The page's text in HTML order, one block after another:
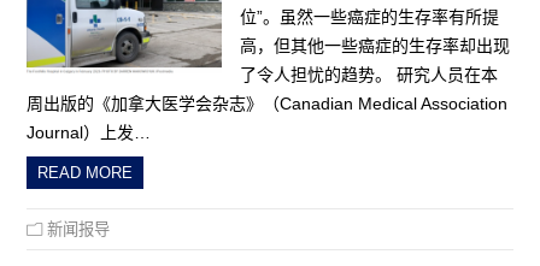
位”。虽然一些癌症的生存率有所提
高，但其他一些癌症的生存率却出现
了令人担忧的趋势。 研究人员在本
周出版的《加拿大医学会杂志》（Canadian Medical Association
Journal）上发…
READ MORE
新闻报导